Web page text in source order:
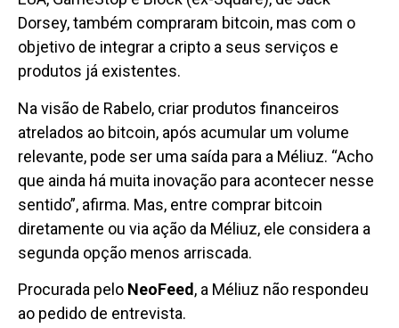
Dorsey, também compraram bitcoin, mas com o
objetivo de integrar a cripto a seus serviços e
produtos já existentes.
Na visão de Rabelo, criar produtos financeiros
atrelados ao bitcoin, após acumular um volume
relevante, pode ser uma saída para a Méliuz. “Acho
que ainda há muita inovação para acontecer nesse
sentido”, afirma. Mas, entre comprar bitcoin
diretamente ou via ação da Méliuz, ele considera a
segunda opção menos arriscada.
Procurada pelo NeoFeed , a Méliuz não respondeu
ao pedido de entrevista.